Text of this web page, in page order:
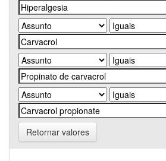
Retornar valores